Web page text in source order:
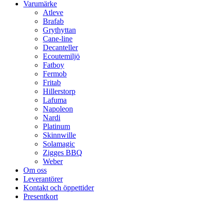
Varumärke
Atleve
Brafab
Grythyttan
Cane-line
Decanteller
Ecoutemiljö
Fatboy
Fermob
Fritab
Hillerstorp
Lafuma
Napoleon
Nardi
Platinum
Skinnwille
Solamagic
Zigges BBQ
Weber
Om oss
Leverantörer
Kontakt och öppettider
Presentkort